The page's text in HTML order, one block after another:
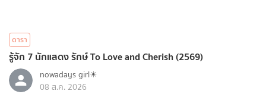
ดารา
รู้จัก 7 นักแสดง รักษ์ To Love and Cherish (2569)
nowadays girl☀︎︎
08 ส.ค. 2026